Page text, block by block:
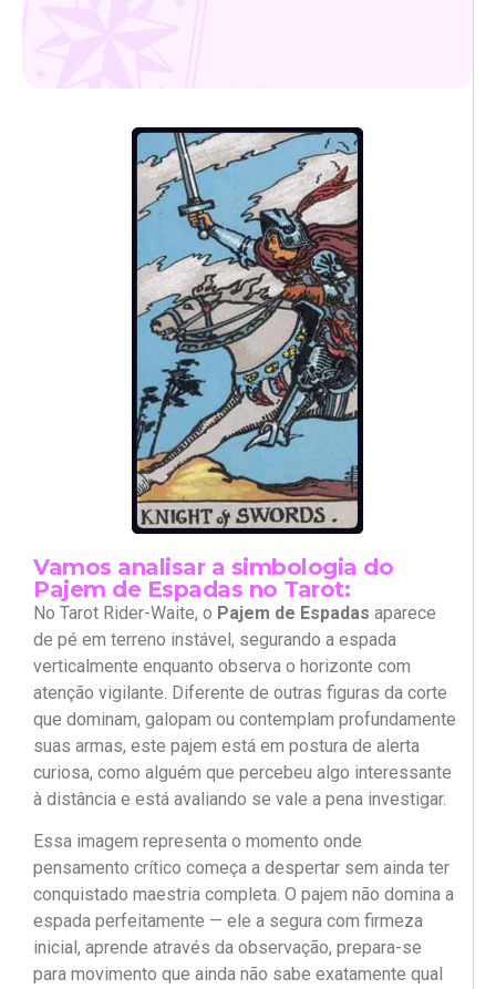
Vamos analisar a simbologia do
Pajem de Espadas no Tarot:
No Tarot Rider-Waite, o Pajem de Espadas aparece
de pé em terreno instável, segurando a espada
verticalmente enquanto observa o horizonte com
atenção vigilante. Diferente de outras figuras da corte
que dominam, galopam ou contemplam profundamente
suas armas, este pajem está em postura de alerta
curiosa, como alguém que percebeu algo interessante
à distância e está avaliando se vale a pena investigar.
Essa imagem representa o momento onde
pensamento crítico começa a despertar sem ainda ter
conquistado maestria completa. O pajem não domina a
espada perfeitamente — ele a segura com firmeza
inicial, aprende através da observação, prepara-se
para movimento que ainda não sabe exatamente qual